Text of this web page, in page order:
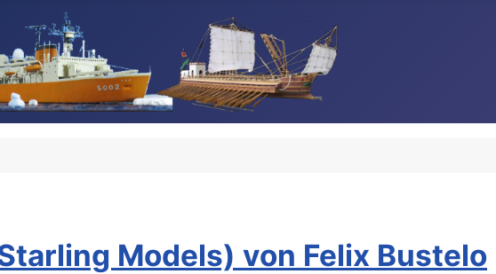
Models) von Felix Bustelo